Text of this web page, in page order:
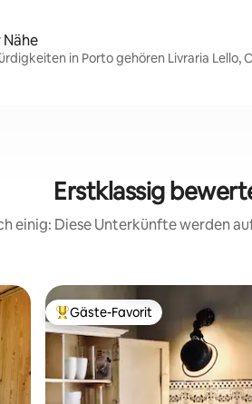
in Porto gehören Livraria Lello,
Erstklassig
einig: Diese Unterkünfte werden
Beliebter Gäste-Favorit.
Gäste-Favorit